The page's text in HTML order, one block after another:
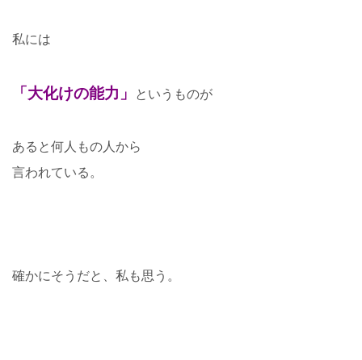
私には
「大化けの能力」 というものが
あると何人もの人から
言われている。
確かにそうだと、私も思う。